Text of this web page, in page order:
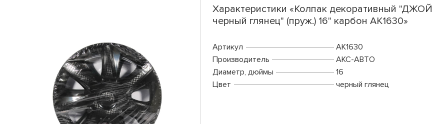
Характеристики «Колпак декоративный "ДЖОЙ
черный глянец" (пруж.) 16" карбон АК1630»
Артикул
AK1630
Производитель
АКС-АВТО
Диаметр, дюймы
16
Цвет
черный глянец